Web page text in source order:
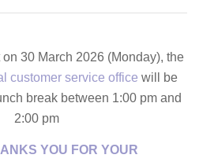
30 March 2026 (Monday), the
customer service office will be
break between 1:00 pm and
2:00 pm
YOU FOR YOUR